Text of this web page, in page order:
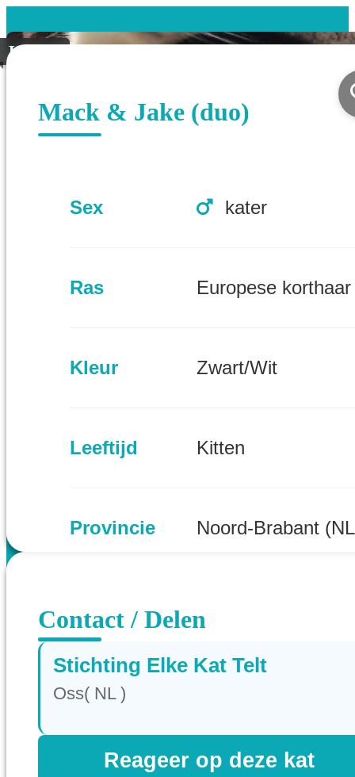
Koppel
Mack & Jake (duo)
Sex kater
Ras Europese korthaar
Kleur Zwart/Wit
Leeftijd Kitten
Provincie Noord-Brabant
Contact / Delen
Stichting Elke Kat Telt
Oss( NL )
Reageer op deze kat